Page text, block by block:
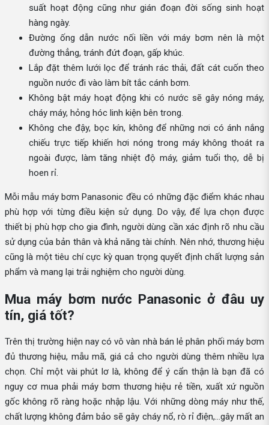
suất hoạt động cũng như gián đoạn đời sống sinh hoạt
hàng ngày.
Đường ống dẫn nước nối liền với máy bơm nên là một
đường thẳng, tránh đứt đoạn, gấp khúc.
Lắp đặt thêm lưới lọc để tránh rác thải, đất cát cuốn theo
nguồn nước đi vào làm bít tắc cánh bơm.
Không bật máy hoạt động khi có nước sẽ gây nóng máy,
cháy máy, hỏng hóc linh kiện bên trong.
Không che đậy, bọc kín, không để những nơi có ánh nắng
chiếu trực tiếp khiến hơi nóng trong máy không thoát ra
ngoài được, làm tăng nhiệt độ máy, giảm tuổi thọ, dễ bị
hoen rỉ.
Mỗi mẫu máy bơm Panasonic đều có những đặc điểm khác nhau
phù hợp với từng điều kiện sử dụng. Do vậy, để lựa chọn được
thiết bị phù hợp cho gia đình, người dùng cần xác định rõ nhu cầu
sử dụng của bản thân và khả năng tài chính. Nên nhớ, thương hiệu
cũng là một tiêu chí cực kỳ quan trọng quyết định chất lượng sản
phẩm và mang lại trải nghiệm cho người dùng.
Mua máy bơm nước Panasonic ở đâu uy
tín, giá tốt?
Trên thị trường hiện nay có vô vàn nhà bán lẻ phân phối máy bơm
đủ thương hiệu, mẫu mã, giá cả cho người dùng thêm nhiều lựa
chọn. Chỉ một vài phút lơ là, không để ý cẩn thận là bạn đã có
nguy cơ mua phải máy bơm thương hiệu rẻ tiền, xuất xứ nguồn
gốc không rõ ràng hoặc nhập lậu. Với những dòng máy như thế,
chất lượng không đảm bảo sẽ gây cháy nổ, rò rỉ điện,...gây mất an